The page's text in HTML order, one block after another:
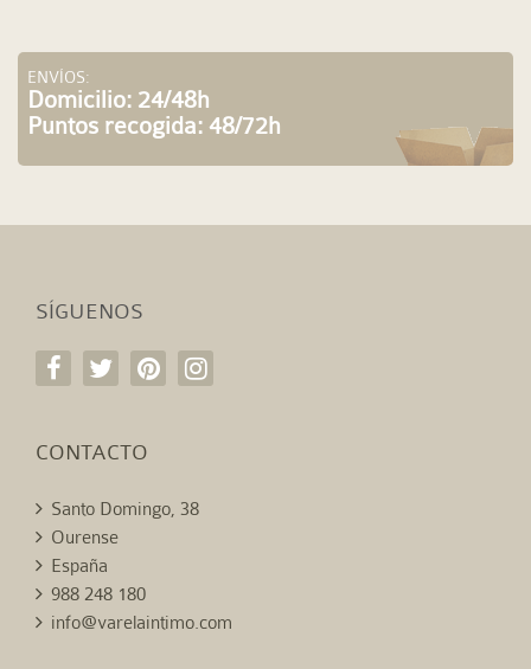
ENVÍOS:
Domicilio: 24/48h
Puntos recogida: 48/72h
SÍGUENOS
CONTACTO
Santo Domingo, 38
Ourense
España
988 248 180
info@varelaintimo.com